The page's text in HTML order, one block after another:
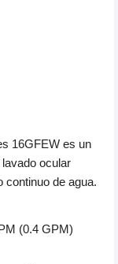
16GFEW es un
ocular
continuo de agua.
(0.4 GPM)